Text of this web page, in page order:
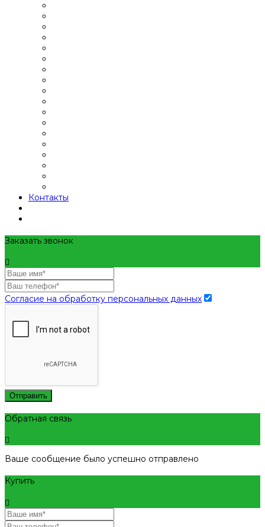
Контакты
Заказать звонок
Согласие на обработку персональных данных
Отправить
Обратная связь
Ваше сообщение было успешно отправлено
Купить